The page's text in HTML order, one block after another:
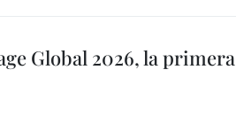
Global 2026, la primera